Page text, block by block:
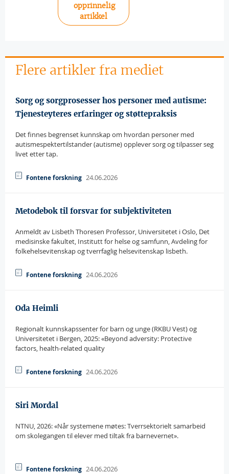
opprinnelig
artikkel
Flere artikler fra mediet
Sorg og sorgprosesser hos personer med autisme:
Tjenesteyteres erfaringer og støttepraksis
Det finnes begrenset kunnskap om hvordan personer med
autismespektertilstander (autisme) opplever sorg og tilpasser seg
livet etter tap.
Fontene forskning 24.06.2026
Metodebok til forsvar for subjektiviteten
Anmeldt av Lisbeth Thoresen Professor, Universitetet i Oslo, Det
medisinske fakultet, Institutt for helse og samfunn, Avdeling for
folkehelsevitenskap og tverrfaglig helsevitenskap lisbeth.
Fontene forskning 24.06.2026
Oda Heimli
Regionalt kunnskapssenter for barn og unge (RKBU Vest) og
Universitetet i Bergen, 2025: «Beyond adversity: Protective
factors, health-related quality
Fontene forskning 24.06.2026
Siri Mordal
NTNU, 2026: «Når systemene møtes: Tverrsektorielt samarbeid
om skolegangen til elever med tiltak fra barnevernet».
Fontene forskning 24.06.2026